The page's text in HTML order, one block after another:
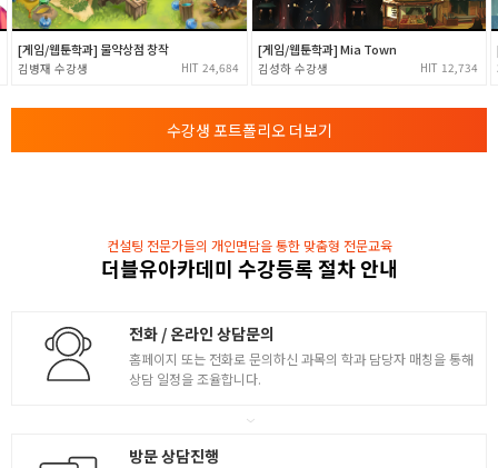
- 컬러 톤 학습과 표현 연습
- 상업 일러스트 관찰 및 드로잉 연습
- 팔꿈치 상세 표현 및 목과 어깨선의 이해
의상 / 머리 표현의상 / 머리 표현
- 전신 굴곡 이해 및 의상의 자연스러운 주름 표현
- 컬러링의 이해 및 페인팅 옵션의 이해와 활용
- 캐쥬얼 컬러링 표현과 디지털 모작 1
모작 2
- 브러쉬 이해와 활용 드로잉 연습
[게임/웹툰학과] 물약상점 창작
김병재 24,684
[게임/웹툰학과] Mia Town
김성하 12,734
수강생 포트폴리오 더보기
컨설팅 전문가들의 개인면담을 통한 맞춤형 전문교육
더블유아카데미 수강등록 절차 안내
전화 / 온라인 상담문의
홈페이지 또는 전화로 문의하신 과목의 학과 담당자 매칭을 통해
상담 일정을 조율합니다.
방문 상담진행